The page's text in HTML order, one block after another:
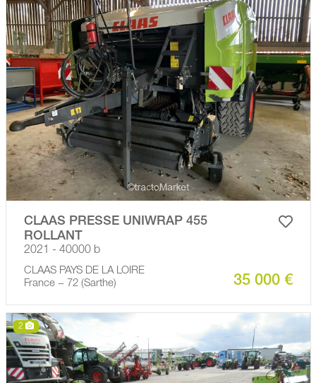
CLAAS PRESSE UNIWRAP 455
ROLLANT
2021 - 40000 b
CLAAS PAYS DE LA LOIRE
France − 72 (Sarthe)
35 000 €
2